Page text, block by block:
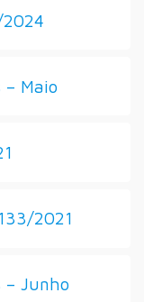
2024
Maio
2021
– Junho